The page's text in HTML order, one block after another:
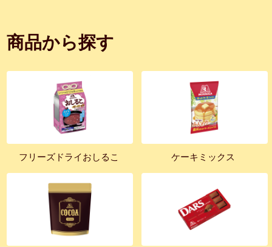
商品から探す
フリーズドライおしるこ ケーキミックス